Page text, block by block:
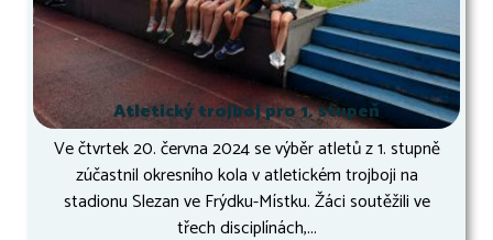
Atletický trojboj pro 1. stupeň
Ve čtvrtek 20. června 2024 se výběr atletů z 1. stupně
zúčastnil okresního kola v atletickém trojboji na
stadionu Slezan ve Frýdku-Místku. Žáci soutěžili ve
třech disciplínách,...